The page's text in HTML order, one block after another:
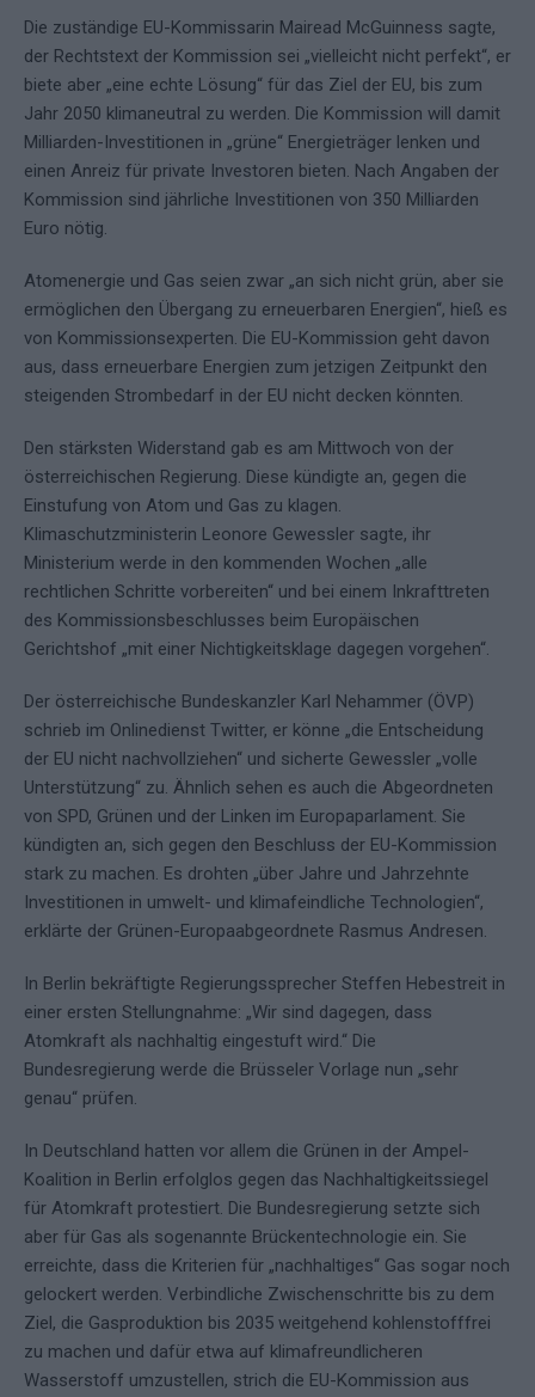
Die zuständige EU-Kommissarin Mairead McGuinness sagte,
der Rechtstext der Kommission sei „vielleicht nicht perfekt“, er
biete aber „eine echte Lösung“ für das Ziel der EU, bis zum
Jahr 2050 klimaneutral zu werden. Die Kommission will damit
Milliarden-Investitionen in „grüne“ Energieträger lenken und
einen Anreiz für private Investoren bieten. Nach Angaben der
Kommission sind jährliche Investitionen von 350 Milliarden
Euro nötig.
Atomenergie und Gas seien zwar „an sich nicht grün, aber sie
ermöglichen den Übergang zu erneuerbaren Energien“, hieß es
von Kommissionsexperten. Die EU-Kommission geht davon
aus, dass erneuerbare Energien zum jetzigen Zeitpunkt den
steigenden Strombedarf in der EU nicht decken könnten.
Den stärksten Widerstand gab es am Mittwoch von der
österreichischen Regierung. Diese kündigte an, gegen die
Einstufung von Atom und Gas zu klagen.
Klimaschutzministerin Leonore Gewessler sagte, ihr
Ministerium werde in den kommenden Wochen „alle
rechtlichen Schritte vorbereiten“ und bei einem Inkrafttreten
des Kommissionsbeschlusses beim Europäischen
Gerichtshof „mit einer Nichtigkeitsklage dagegen vorgehen“.
Der österreichische Bundeskanzler Karl Nehammer (ÖVP)
schrieb im Onlinedienst Twitter, er könne „die Entscheidung
der EU nicht nachvollziehen“ und sicherte Gewessler „volle
Unterstützung“ zu. Ähnlich sehen es auch die Abgeordneten
von SPD, Grünen und der Linken im Europaparlament. Sie
kündigten an, sich gegen den Beschluss der EU-Kommission
stark zu machen. Es drohten „über Jahre und Jahrzehnte
Investitionen in umwelt- und klimafeindliche Technologien“,
erklärte der Grünen-Europaabgeordnete Rasmus Andresen.
In Berlin bekräftigte Regierungssprecher Steffen Hebestreit in
einer ersten Stellungnahme: „Wir sind dagegen, dass
Atomkraft als nachhaltig eingestuft wird.“ Die
Bundesregierung werde die Brüsseler Vorlage nun „sehr
genau“ prüfen.
In Deutschland hatten vor allem die Grünen in der Ampel-
Koalition in Berlin erfolglos gegen das Nachhaltigkeitssiegel
für Atomkraft protestiert. Die Bundesregierung setzte sich
aber für Gas als sogenannte Brückentechnologie ein. Sie
erreichte, dass die Kriterien für „nachhaltiges“ Gas sogar noch
gelockert werden. Verbindliche Zwischenschritte bis zu dem
Ziel, die Gasproduktion bis 2035 weitgehend kohlenstofffrei
zu machen und dafür etwa auf klimafreundlicheren
Wasserstoff umzustellen, strich die EU-Kommission aus